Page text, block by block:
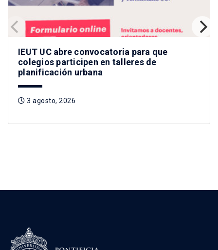
IEUT UC abre convocatoria para que
colegios participen en talleres de
planificación urbana
3 agosto, 2026